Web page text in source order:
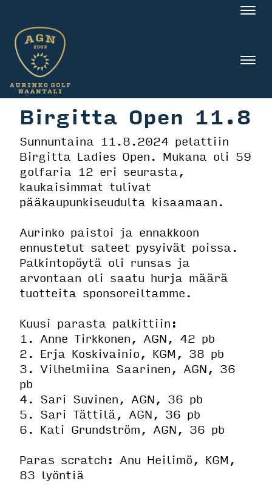
Birgitta Open 11.8
Sunnuntaina 11.8.2024 pelattiin
Birgitta Ladies Open. Mukana oli 59
golfaria 12 eri seurasta,
kaukaisimmat tulivat
pääkaupunkiseudulta kisaamaan.
Aurinko paistoi ja ennakkoon
ennustetut sateet pysyivät poissa.
Palkintopöytä oli runsas ja
arvontaan oli saatu hurja määrä
tuotteita sponsoreiltamme.
Kuusi parasta palkittiin:
1. Anne Tirkkonen, AGN, 42 pb
2. Erja Koskivainio, KGM, 38 pb
3. Vilhelmiina Saarinen, AGN, 36
pb
4. Sari Suvinen, AGN, 36 pb
5. Sari Tättilä, AGN, 36 pb
6. Kati Grundström, AGN, 36 pb
Paras scratch: Anu Heilimö, KGM,
83 lyöntiä